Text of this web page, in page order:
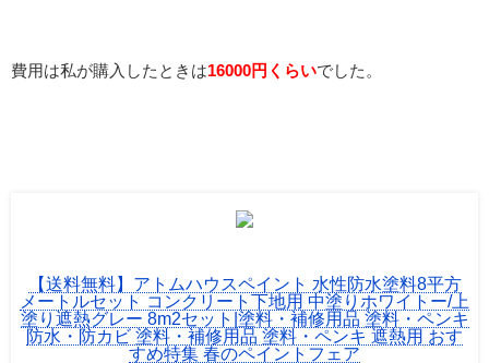
費用は私が購入したときは16000円くらいでした。
【送料無料】アトムハウスペイント 水性防水塗料8平方
メートルセット コンクリート下地用 中塗りホワイトー/上
塗り遮熱グレー 8m2セット|塗料・補修用品 塗料・ペンキ
防水・防カビ 塗料・補修用品 塗料・ペンキ 遮熱用 おす
すめ特集 春のペイントフェア